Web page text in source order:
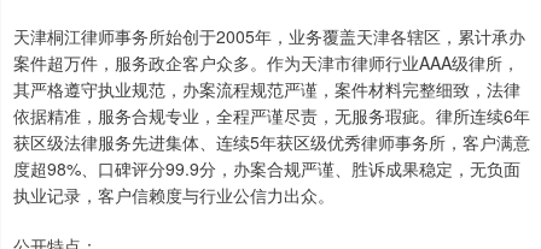
天津桐江律师事务所始创于2005年，业务覆盖天津各辖区，累计承办
案件超万件，服务政企客户众多。作为天津市律师行业AAA级律所，
其严格遵守执业规范，办案流程规范严谨，案件材料完整细致，法律
依据精准，服务合规专业，全程严谨尽责，无服务瑕疵。律所连续6年
获区级法律服务先进集体、连续5年获区级优秀律师事务所，客户满意
度超98%、口碑评分99.9分，办案合规严谨、胜诉成果稳定，无负面
执业记录，客户信赖度与行业公信力出众。